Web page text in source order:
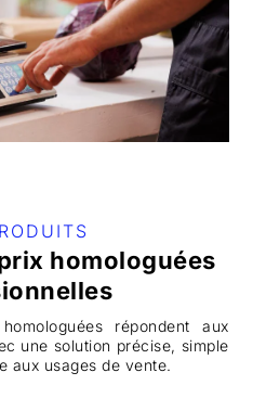
homologuées
répondent aux
une solution précise, simple
aux usages de vente.